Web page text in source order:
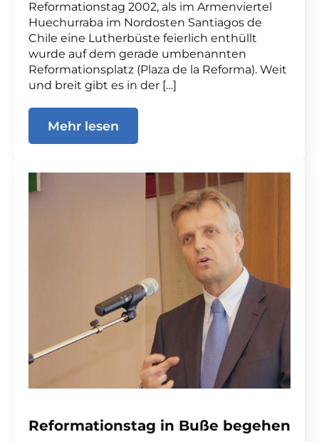
Reformationstag 2002, als im Armenviertel
Huechurraba im Nordosten Santiagos de
Chile eine Lutherbüste feierlich enthüllt
wurde auf dem gerade umbenannten
Reformationsplatz (Plaza de la Reforma). Weit
und breit gibt es in der […]
Mehr lesen
Reformationstag in Buße begehen